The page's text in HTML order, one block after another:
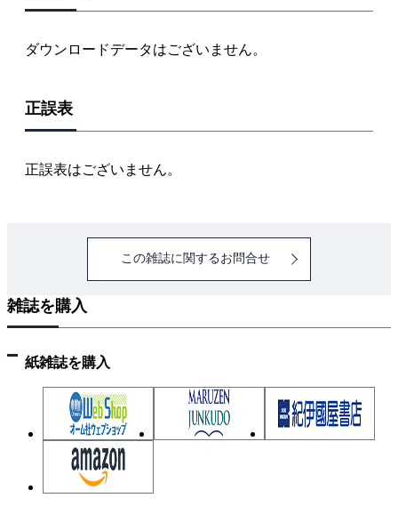
ダウンロードデータはございません。
正誤表
正誤表はございません。
この雑誌に関するお問合せ
雑誌を購入
紙雑誌を購入